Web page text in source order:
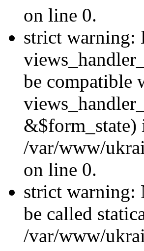
on line 0.
strict warning:
be compatible
&$form_state)
/var/www/
on line 0.
strict warning:
be called
/var/www/